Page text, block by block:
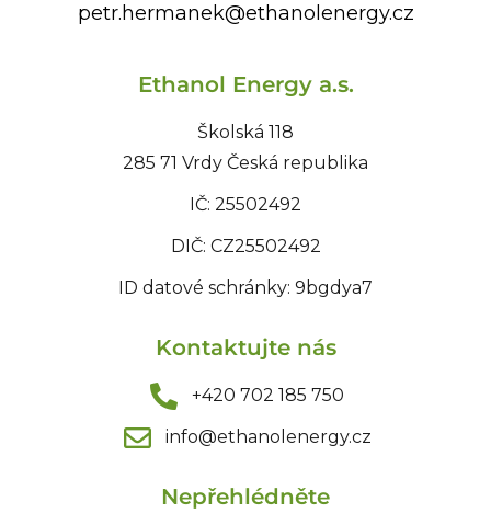
petr.hermanek@ethanolenergy.cz
Ethanol Energy a.s.
Školská 118
285 71 Vrdy Česká republika
IČ: 25502492
DIČ: CZ25502492
ID datové schránky: 9bgdya7
Kontaktujte nás
+420 702 185 750
info@ethanolenergy.cz​
Nepřehlédněte